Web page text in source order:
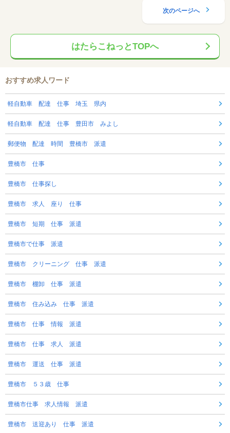
次のページへ
はたらこねっとTOPへ
おすすめ求人ワード
軽自動車 配達 仕事 埼玉 県内
軽自動車 配達 仕事 豊田市 みよし
郵便物 配達 時間 豊橋市 派遣
豊橋市 仕事
豊橋市 仕事探し
豊橋市 求人 座り 仕事
豊橋市 短期 仕事 派遣
豊橋市で仕事 派遣
豊橋市 クリーニング 仕事 派遣
豊橋市 棚卸 仕事 派遣
豊橋市 住み込み 仕事 派遣
豊橋市 仕事 情報 派遣
豊橋市 仕事 求人 派遣
豊橋市 運送 仕事 派遣
豊橋市 ５３歳 仕事
豊橋市仕事 求人情報 派遣
豊橋市 送迎あり 仕事 派遣